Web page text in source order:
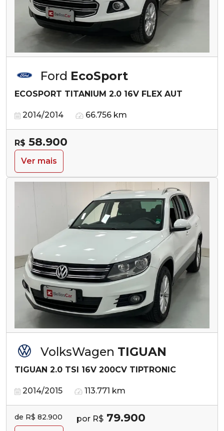
Ford EcoSport
ECOSPORT TITANIUM 2.0 16V FLEX AUT
2014/2014 66.756 km
R$ 58.900
Ver mais
VolksWagen TIGUAN
TIGUAN 2.0 TSI 16V 200CV TIPTRONIC
2014/2015 113.771 km
de R$ 82.900 por R$ 79.900